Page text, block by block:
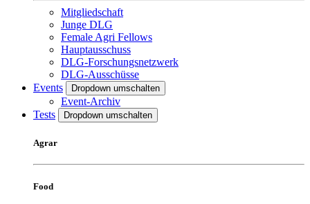
Mitgliedschaft
Junge DLG
Female Agri Fellows
Hauptausschuss
DLG-Forschungsnetzwerk
DLG-Ausschüsse
Events
Dropdown umschalten
Event-Archiv
Tests
Dropdown umschalten
Agrar
Food